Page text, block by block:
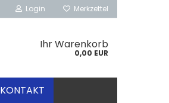
Login Merkzettel
Ihr Warenkorb
0,00 EUR
KONTAKT